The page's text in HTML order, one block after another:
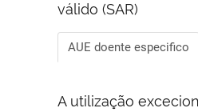
válido (SAR)
AUE doente especifico
A utilização